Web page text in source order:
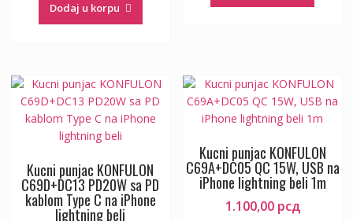
Dodaj u korpu
Kucni punjac KONFULON
C69D+DC13 PD20W sa PD
kablom Type C na iPhone
lightning beli
Kucni punjac KONFULON
C69A+DC05 QC 15W, USB na
iPhone lightning beli 1m
1.100,00 рсд